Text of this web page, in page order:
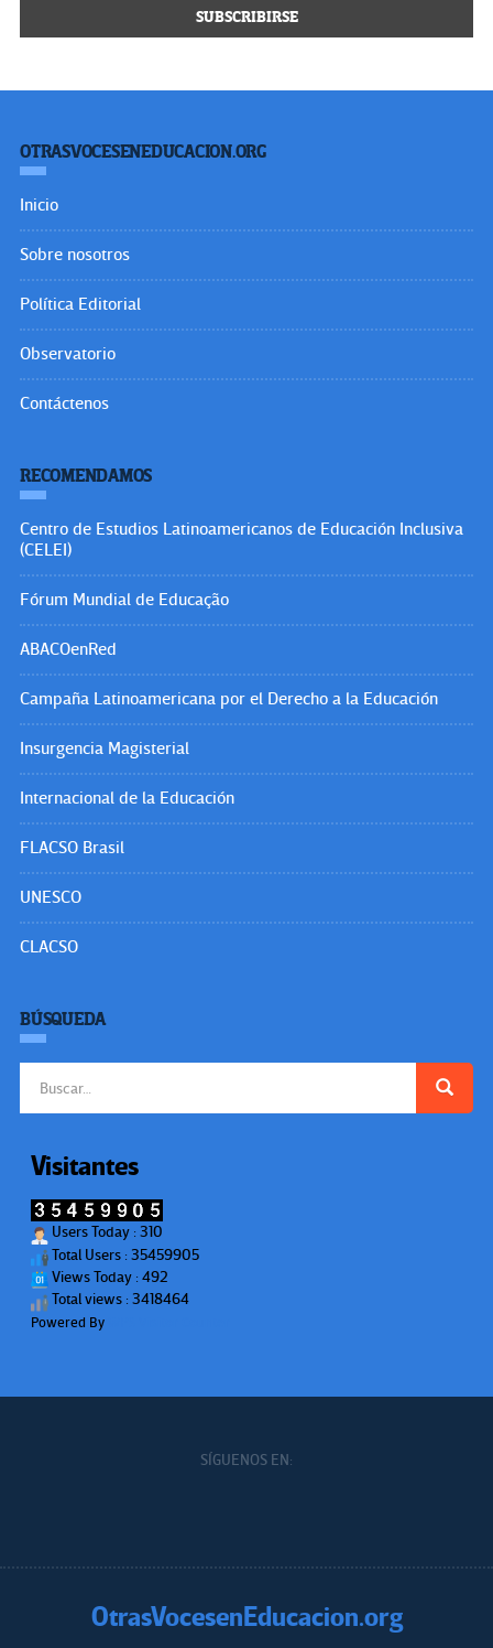
OTRASVOCESENEDUCACION.ORG
Inicio
Sobre nosotros
Política Editorial
Observatorio
Contáctenos
RECOMENDAMOS
Centro de Estudios Latinoamericanos de Educación Inclusiva
(CELEI)
Fórum Mundial de Educação
ABACOenRed
Campaña Latinoamericana por el Derecho a la Educación
Insurgencia Magisterial
Internacional de la Educación
FLACSO Brasil
UNESCO
CLACSO
BÚSQUEDA
Visitantes
Users Today : 310
Total Users : 35459905
Views Today : 492
Total views : 3418464
Powered By
SÍGUENOS EN:
OtrasVocesenEducacion.org